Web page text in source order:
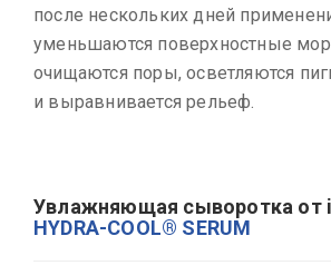
после нескольких дней
уменьшаются поверхностные
очищаются поры, осветляются
и выравнивается рельеф.
Увлажняющая сыворотка от
HYDRA-COOL® SERUM